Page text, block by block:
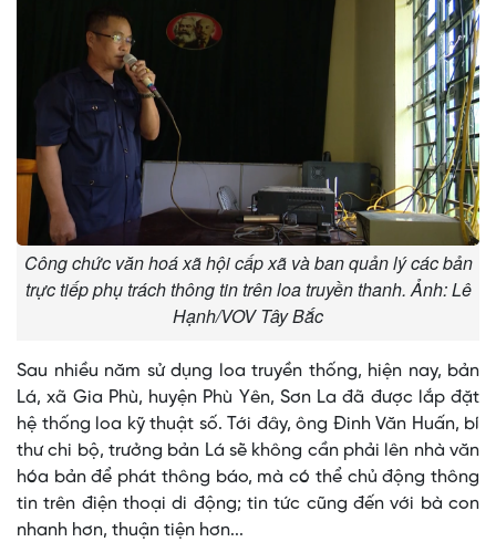
Công chức văn hoá xã hội cấp xã và ban quản lý các bản
trực tiếp phụ trách thông tin trên loa truyền thanh. Ảnh: Lê
Hạnh/VOV Tây Bắc
Sau nhiều năm sử dụng loa truyền thống, hiện nay, bản
Lá, xã Gia Phù, huyện Phù Yên, Sơn La đã được lắp đặt
hệ thống loa kỹ thuật số. Tới đây, ông Đinh Văn Huấn, bí
thư chi bộ, trưởng bản Lá sẽ không cần phải lên nhà văn
hóa bản để phát thông báo, mà có thể chủ động thông
tin trên điện thoại di động; tin tức cũng đến với bà con
nhanh hơn, thuận tiện hơn...